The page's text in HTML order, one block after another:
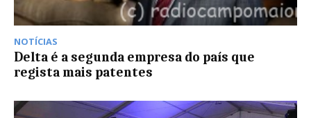
NOTÍCIAS
Delta é a segunda empresa do país que
regista mais patentes